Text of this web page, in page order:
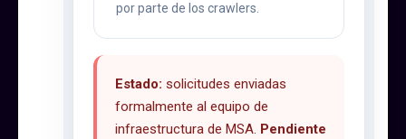
por parte de los crawlers.
Estado: solicitudes enviadas
formalmente al equipo de
infraestructura de MSA. Pendiente